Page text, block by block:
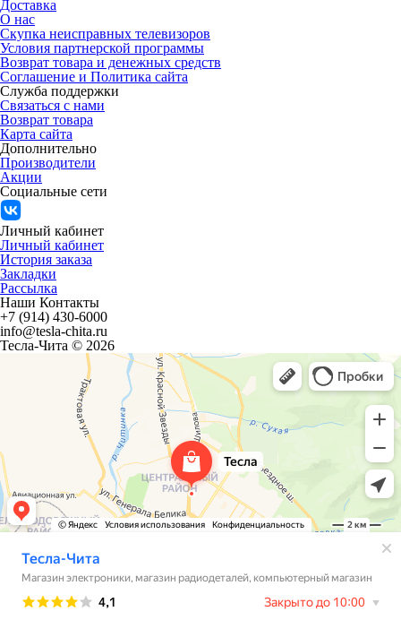
Доставка
О нас
Скупка неисправных телевизоров
Условия партнерской программы
Возврат товара и денежных средств
Соглашение и Политика сайта
Служба поддержки
Связаться с нами
Возврат товара
Карта сайта
Дополнительно
Производители
Акции
Социальные сети
Личный кабинет
Личный кабинет
История заказа
Закладки
Рассылка
Наши Контакты
+7 (914) 430-6000
info@tesla-chita.ru
Тесла-Чита © 2026